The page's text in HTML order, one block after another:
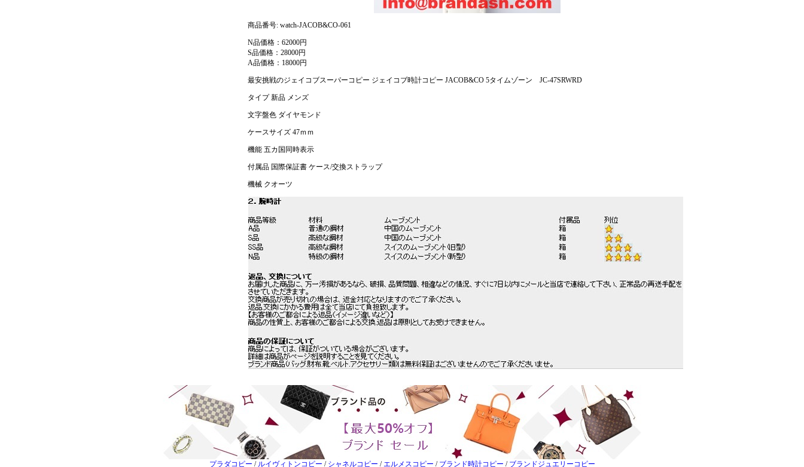
商品番号: watch-JACOB&CO-061
N品価格：62000円
S品価格：28000円
A品価格：18000円
最安挑戦のジェイコブスーパーコピー ジェイコブ時計コピー JACOB&CO 5タイムゾーン JC-47SRWRD
タイプ 新品 メンズ
文字盤色 ダイヤモンド
ケースサイズ 47ｍｍ
機能 五カ国同時表示
付属品 国際保証書 ケース/交換ストラップ
機械 クオーツ
プラダコピー / ルイヴィトンコピー / シャネルコピー /エルメスコピー / ブランド時計コピー / ブランドジュエリーコピー